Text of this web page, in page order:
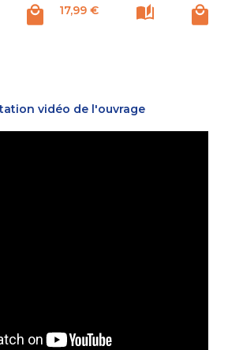
Prix
17,99 €
vidéo de l'ouvrage